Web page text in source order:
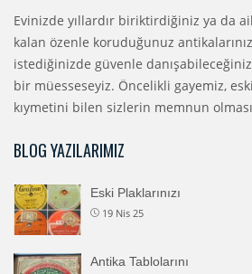
Evinizde yıllardır biriktirdiğiniz ya da
kalan özenle koruduğunuz
istediğinizde güvenle
bir müesseseyiz. Öncelikli gayemiz, eski
kıymetini bilen sizlerin memnun
BLOG YAZILARIMIZ
Eski Plaklarınızı
19 Nis 25
Antika Tablolarını